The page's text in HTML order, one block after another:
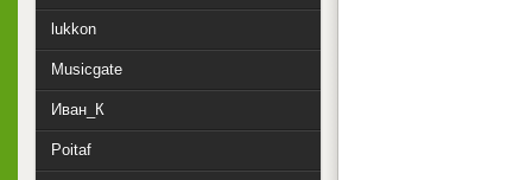
lukkon
Musicgate
Иван_К
Poitaf